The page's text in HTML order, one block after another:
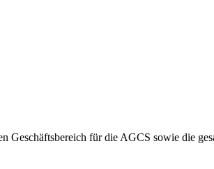
Geschäftsbereich für die AGCS sowie die